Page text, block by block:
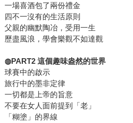
一場喜酒包了兩份禮金
四不一沒有的生活原則
父親的幽默陶冶，受用一生
歷盡風浪，學會樂觀不如達觀
◍PART2 這個趣味盎然的世界
球賽中的啟示
旅行中的墨非定律
一切都是上帝的旨意
不要在女人面前提到「老」
「糊塗」的界線